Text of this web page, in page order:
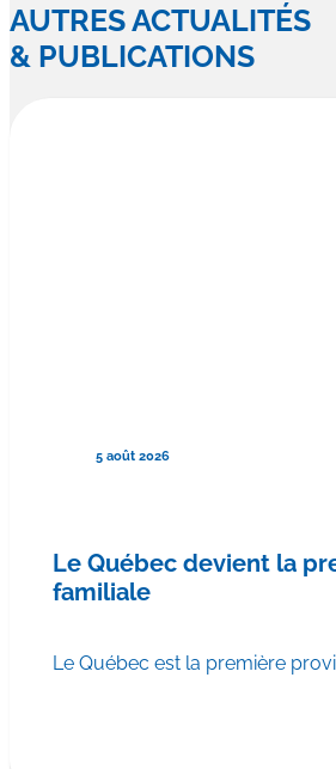
AUTRES ACTUALITÉS
& PUBLICATIONS
5 août 2026
Le Québec devient la
familiale
Le Québec est la première